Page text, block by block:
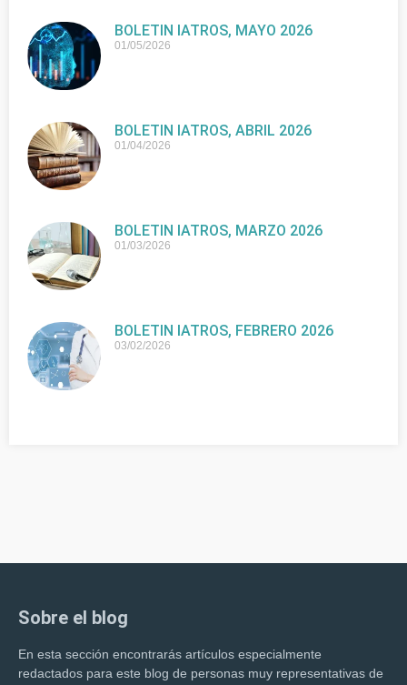
BOLETIN IATROS, MAYO 2026
01/05/2026
BOLETIN IATROS, ABRIL 2026
01/04/2026
BOLETIN IATROS, MARZO 2026
01/03/2026
BOLETIN IATROS, FEBRERO 2026
03/02/2026
Sobre el blog
En esta sección encontrarás artículos especialmente
redactados para este blog de personas muy representativas de